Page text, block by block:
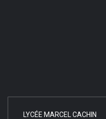
LYCÉE MARCEL CACHIN